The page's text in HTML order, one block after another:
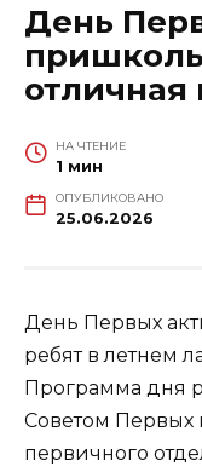
День
отличная
НА ЧТЕНИЕ
1 мин
ОПУБЛИКОВАНО
25.06.2026
День Первых
ребят в летнем
Программа дня
Советом Первых
первичного